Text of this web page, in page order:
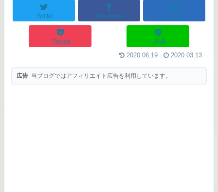
Twitter Facebook はてブ
Pocket LINE
2020.06.19 2020.03.13
広告 当ブログではアフィリエイト広告を利用しています。